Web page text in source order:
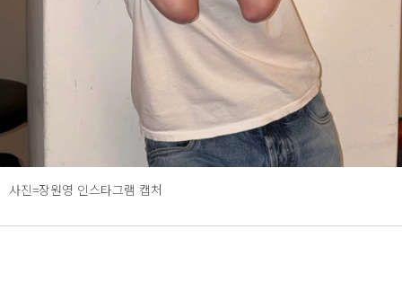
사진=장원영 인스타그램 캡처